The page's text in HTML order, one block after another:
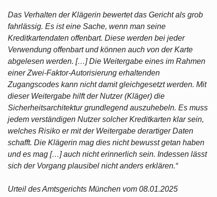
Das Verhalten der Klägerin bewertet das Gericht als grob
fahrlässig. Es ist eine Sache, wenn man seine
Kreditkartendaten offenbart. Diese werden bei jeder
Verwendung offenbart und können auch von der Karte
abgelesen werden. […] Die Weitergabe eines im Rahmen
einer Zwei-Faktor-Autorisierung erhaltenden
Zugangscodes kann nicht damit gleichgesetzt werden. Mit
dieser Weitergabe hilft der Nutzer (Kläger) die
Sicherheitsarchitektur grundlegend auszuhebeln. Es muss
jedem verständigen Nutzer solcher Kreditkarten klar sein,
welches Risiko er mit der Weitergabe derartiger Daten
schafft. Die Klägerin mag dies nicht bewusst getan haben
und es mag […] auch nicht erinnerlich sein. Indessen lässt
sich der Vorgang plausibel nicht anders erklären.“
Urteil des Amtsgerichts München vom 08.01.2025